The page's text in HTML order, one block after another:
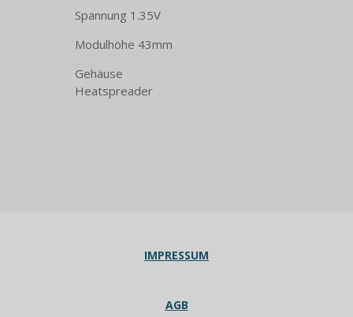
Spannung 1.35V
Modulhöhe 43mm
Gehäuse
Heatspreader
IMPRESSUM
AGB